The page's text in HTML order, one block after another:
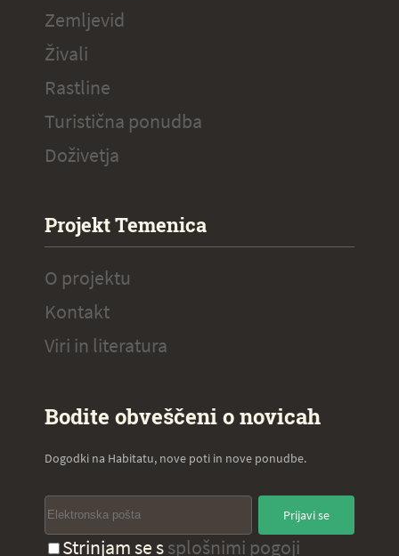
Zemljevid
Živali
Rastline
Turistična ponudba
Doživetja
Projekt Temenica
O projektu
Kontakt
Viri in literatura
Bodite obveščeni o novicah
Dogodki na Habitatu, nove poti in nove ponudbe.
Prijavi se
Strinjam se ssplošnimi pogoji